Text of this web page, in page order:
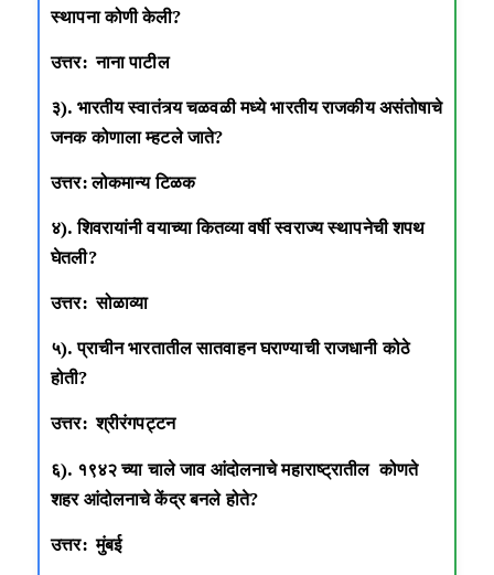
स्थापना कोणी केली?
उत्तर: नाना पाटील
३). भारतीय स्वातंत्र्य चळवळी मध्ये भारतीय राजकीय असंतोषाचे
जनक कोणाला म्हटले जाते?
उत्तर: लोकमान्य टिळक
४). शिवरायांनी वयाच्या कितव्या वर्षी स्वराज्य स्थापनेची शपथ
घेतली?
उत्तर: सोळाव्या
५). प्राचीन भारतातील सातवाहन घराण्याची राजधानी कोठे
होती?
उत्तर: श्रीरंगपट्टन
६). १९४२ च्या चाले जाव आंदोलनाचे महाराष्ट्रातील कोणते
शहर आंदोलनाचे केंद्र बनले होते?
उत्तर: मुंबई